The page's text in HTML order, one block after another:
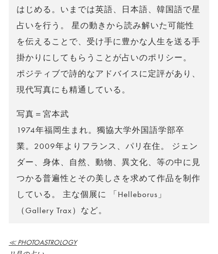
はじめる。いまでは英語、日本語、韓国語で星
占いを行う。 星の動きから読み解いた可能性
を伝えることで、受け手に豊かな人生を送る手
掛かりにしてもらうことが占いのポリシー。
ポジティブで詩的なアドバイスに定評があり、
現代写真にも精通している。
写真＝宮本武
1974年福岡生まれ。獨協大学外国語学部卒
業。2009年よりフランス、パリ在住。 ジェン
ダー、身体、自然、動物、異文化、等の中に見
つかる普遍性とその美しさを求めて作品を制作
している。 主な個展に 「Helleborus」
（Gallery Trax）など。
≪ PHOTOASTROLOGY